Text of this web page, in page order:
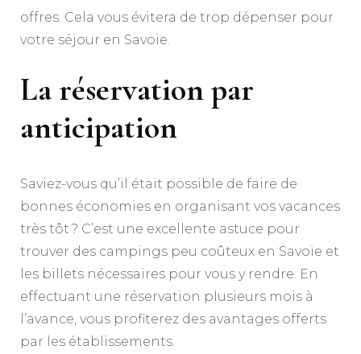
offres. Cela vous évitera de trop dépenser pour
votre séjour en Savoie.
La réservation par
anticipation
Saviez-vous qu’il était possible de faire de
bonnes économies en organisant vos vacances
très tôt ? C’est une excellente astuce pour
trouver des campings peu coûteux en Savoie et
les billets nécessaires pour vous y rendre. En
effectuant une réservation plusieurs mois à
l’avance, vous profiterez des avantages offerts
par les établissements.